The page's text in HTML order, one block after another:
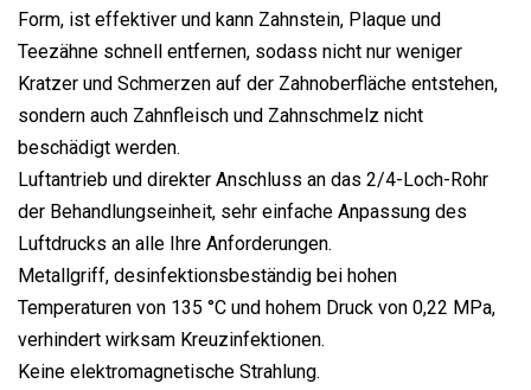
Form, ist effektiver und kann Zahnstein, Plaque und
Teezähne schnell entfernen, sodass nicht nur weniger
Kratzer und Schmerzen auf der Zahnoberfläche entstehen,
sondern auch Zahnfleisch und Zahnschmelz nicht
beschädigt werden.
Luftantrieb und direkter Anschluss an das 2/4-Loch-Rohr
der Behandlungseinheit, sehr einfache Anpassung des
Luftdrucks an alle Ihre Anforderungen.
Metallgriff, desinfektionsbeständig bei hohen
Temperaturen von 135 °C und hohem Druck von 0,22 MPa,
verhindert wirksam Kreuzinfektionen.
Keine elektromagnetische Strahlung.